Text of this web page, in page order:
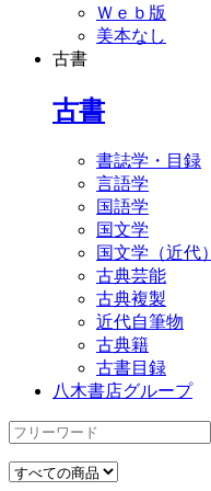
Ｗｅｂ版
美本なし
古書
古書
書誌学・目録
言語学
国語学
国文学
国文学（近代）
古典芸能
古典複製
近代自筆物
古典籍
古書目録
八木書店グループ